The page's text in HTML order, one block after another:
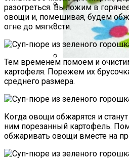
Какие Растения
Любви И
Стильный
Пирожки С
разогреться. Выложим в
овощи и, помешивая, будем
огне до мягкости.
Тем временем помоем и
картофеля. Порежем их
среднего размера.
Когда овощи обжарятся и
ним порезанный картофель.
обжаривать овощи вместе на